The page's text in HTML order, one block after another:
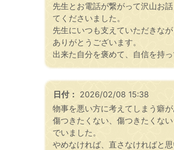
先生とお電話が繋がって沢山お
てくださいました。
先生にいつも支えていただきな
ありがとうございます。
出来た自分を褒めて、自信を持っ
日付： 2026/02/08 15:38
物事を悪い方に考えてしまう癖が
傷つきたくない、傷つきたくな
でいました。
やめなければ、直さなければと